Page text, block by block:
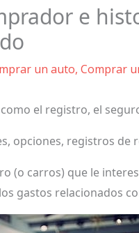
e
un auto, Comprar
el registro, el
opciones, registros de
(o carros) que le
gastos relacionados